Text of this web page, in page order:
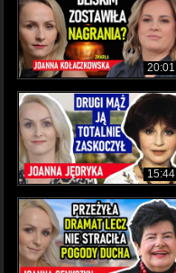
20:01
15:44